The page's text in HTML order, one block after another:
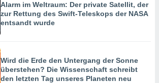
Alarm im Weltraum: Der private Satellit, der
zur Rettung des Swift-Teleskops der NASA
entsandt wurde
Wird die Erde den Untergang der Sonne
überstehen? Die Wissenschaft schreibt
den letzten Tag unseres Planeten neu